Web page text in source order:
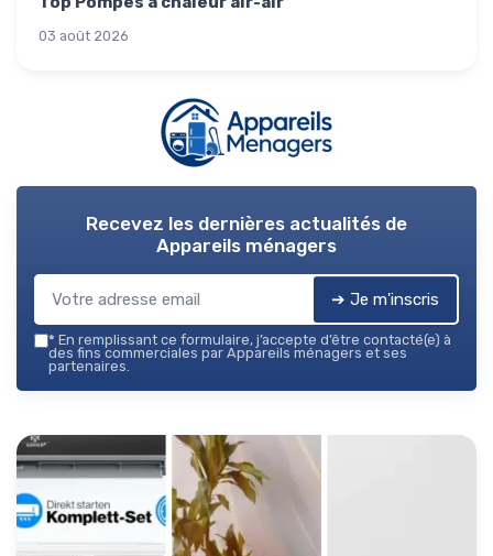
03 août 2026
Recevez les dernières actualités de
Appareils ménagers
➔ Je m'inscris
* En remplissant ce formulaire, j’accepte d’être contacté(e) à
des fins commerciales par Appareils ménagers et ses
partenaires.